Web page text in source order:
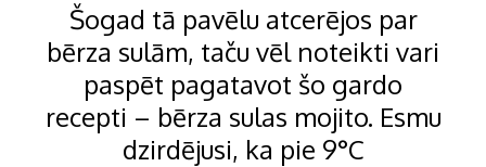
Šogad tā pavēlu atcerējos par
bērza sulām, taču vēl noteikti vari
paspēt pagatavot šo gardo
recepti – bērza sulas mojito. Esmu
dzirdējusi, ka pie 9°C